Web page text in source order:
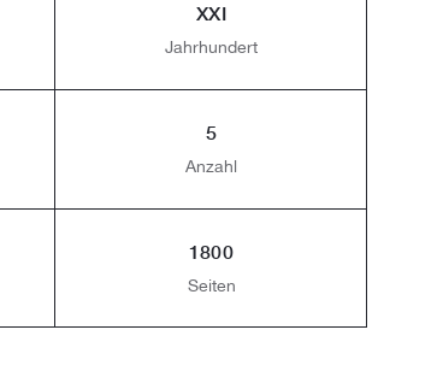
XXI
Jahrhundert
5
Anzahl
1800
Seiten